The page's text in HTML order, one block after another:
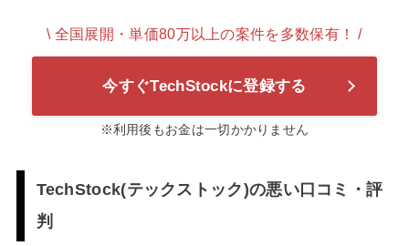
\ 全国展開・単価80万以上の案件を多数保有！ /
今すぐTechStockに登録する
※利用後もお金は一切かかりません
TechStock(テックストック)の悪い口コミ・評
判